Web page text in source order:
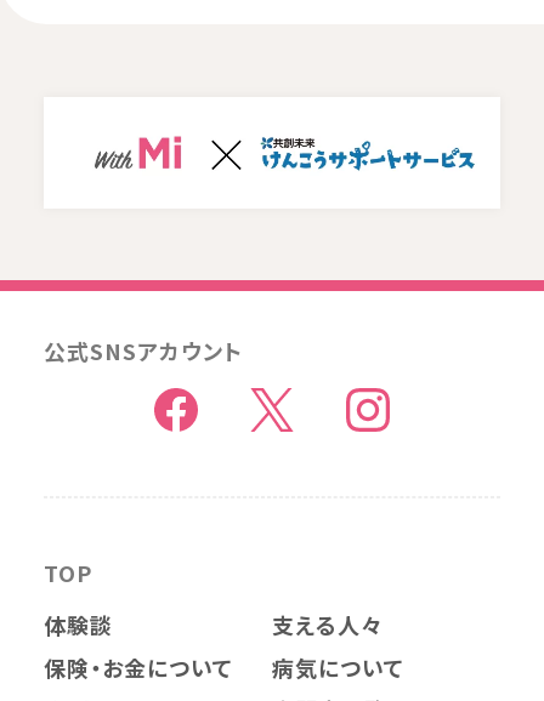
公式SNSアカウント
TOP
体験談
支える人々
保険・お金について
病気について